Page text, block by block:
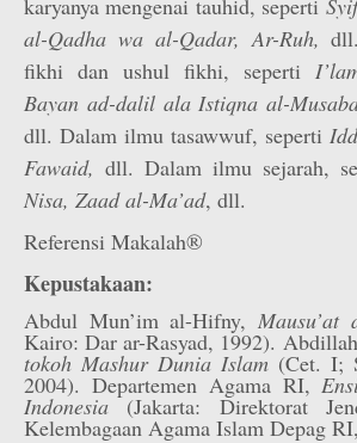
karyanya mengenai tauhid, seperti
al-Qadha wa al-Qadar, Ar-Ruh,
fikhi dan ushul fikhi, seperti
Bayan ad-dalil ala Istiqna al-
dll. Dalam ilmu tasawwuf, seperti
Fawaid, dll. Dalam ilmu sejarah,
Nisa, Zaad al-Ma’ad, dll.
Referensi Makalah®
Kepustakaan:
Abdul Mun’im al-Hifny, Mausu’at
Kairo: Dar ar-Rasyad, 1992).
tokoh Mashur Dunia Islam (Cet. I;
2004). Departemen Agama RI,
Indonesia (Jakarta: Direktorat
Kelembagaan Agama Islam Depag